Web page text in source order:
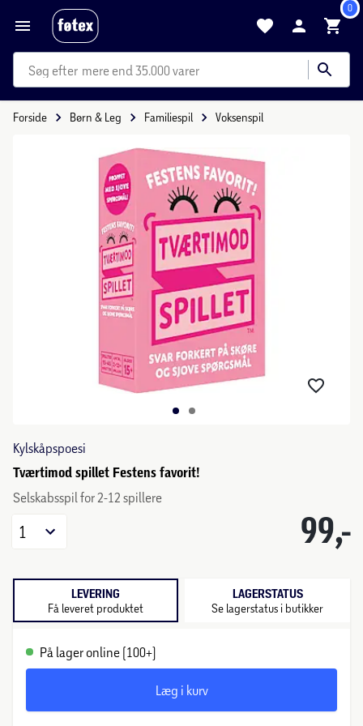
0
mere end 35.000 varer
Forside Børn & Leg Familiespil Voksenspil
Kylskåpspoesi
Tværtimod spillet Festens favorit!
Selskabsspil for 2-12 spillere
99,-
1
LEVERING
Få leveret produktet
LAGERSTATUS
Se lagerstatus i butikker
På lager online (100+)
Læg i kurv